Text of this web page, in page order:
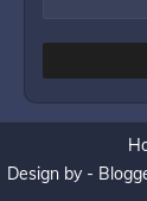
Design by -